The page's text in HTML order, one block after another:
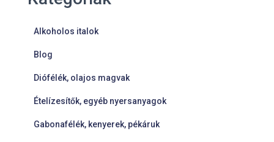
Alkoholos italok
Blog
Diófélék, olajos magvak
Ételízesítők, egyéb nyersanyagok
Gabonafélék, kenyerek, pékáruk